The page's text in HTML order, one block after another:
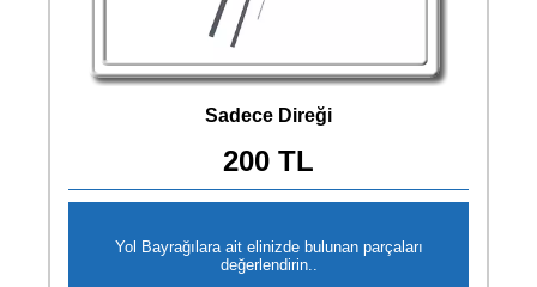
Sadece Direği
200 TL
Yol Bayrağılara ait elinizde bulunan parçaları
değerlendirin..